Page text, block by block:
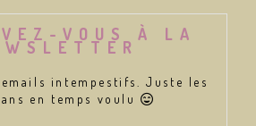
VOUS À LA
intempestifs. Juste les
en temps voulu